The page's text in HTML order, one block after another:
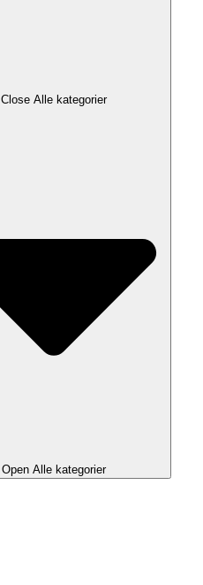
Close Alle kategorier
Open Alle kategorier